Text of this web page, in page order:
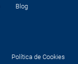
Blog
Política de Cookies